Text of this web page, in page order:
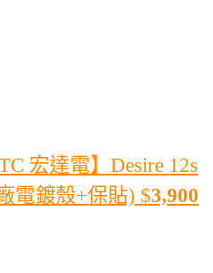
宏達電】Desire 12s
電鍍殼+保貼) $3,900